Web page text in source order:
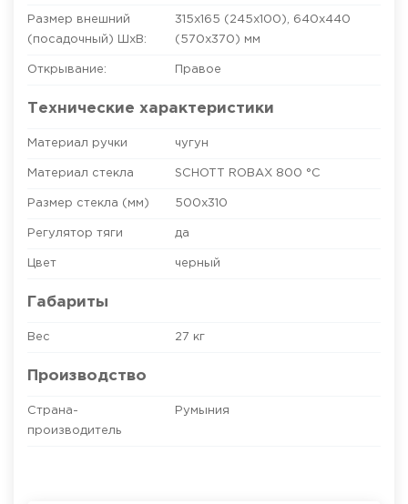
Размер внешний
(посадочный) ШхВ:
315х165 (245х100)
640х440
(570х370) мм
Открывание: Правое
Технические характеристики
Материал ручки чугун
Материал стекла SCHOTT ROBAX 800 °C
Размер стекла (мм) 500x310
Регулятор тяги да
Цвет черный
Габариты
Вес 27 кг
Производство
Страна-
производитель
Румыния